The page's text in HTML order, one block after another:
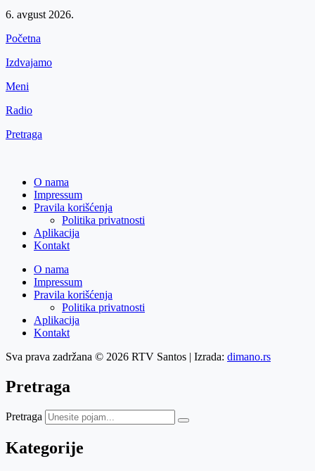
6. avgust 2026.
Početna
Izdvajamo
Meni
Radio
Pretraga
O nama
Impressum
Pravila korišćenja
Politika privatnosti
Aplikacija
Kontakt
O nama
Impressum
Pravila korišćenja
Politika privatnosti
Aplikacija
Kontakt
Sva prava zadržana © 2026 RTV Santos | Izrada: dimano.rs
Pretraga
Pretraga
Kategorije